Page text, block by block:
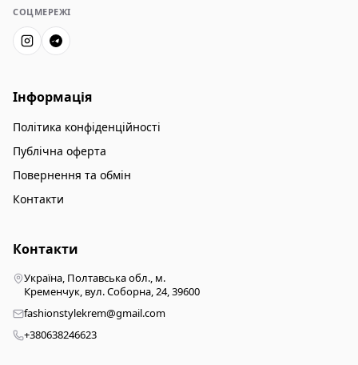
СОЦМЕРЕЖІ
Інформація
Політика конфіденційності
Публічна оферта
Повернення та обмін
Контакти
Контакти
Україна, Полтавська обл., м.
Кременчук, вул. Соборна, 24, 39600
fashionstylekrem@gmail.com
+380638246623